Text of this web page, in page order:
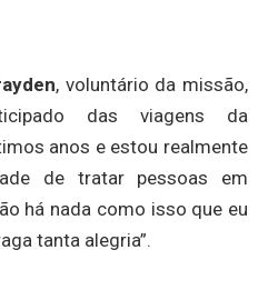
, voluntário da missão,
das viagens da
anos e estou realmente
de tratar pessoas em
há nada como isso que eu
tanta alegria”.